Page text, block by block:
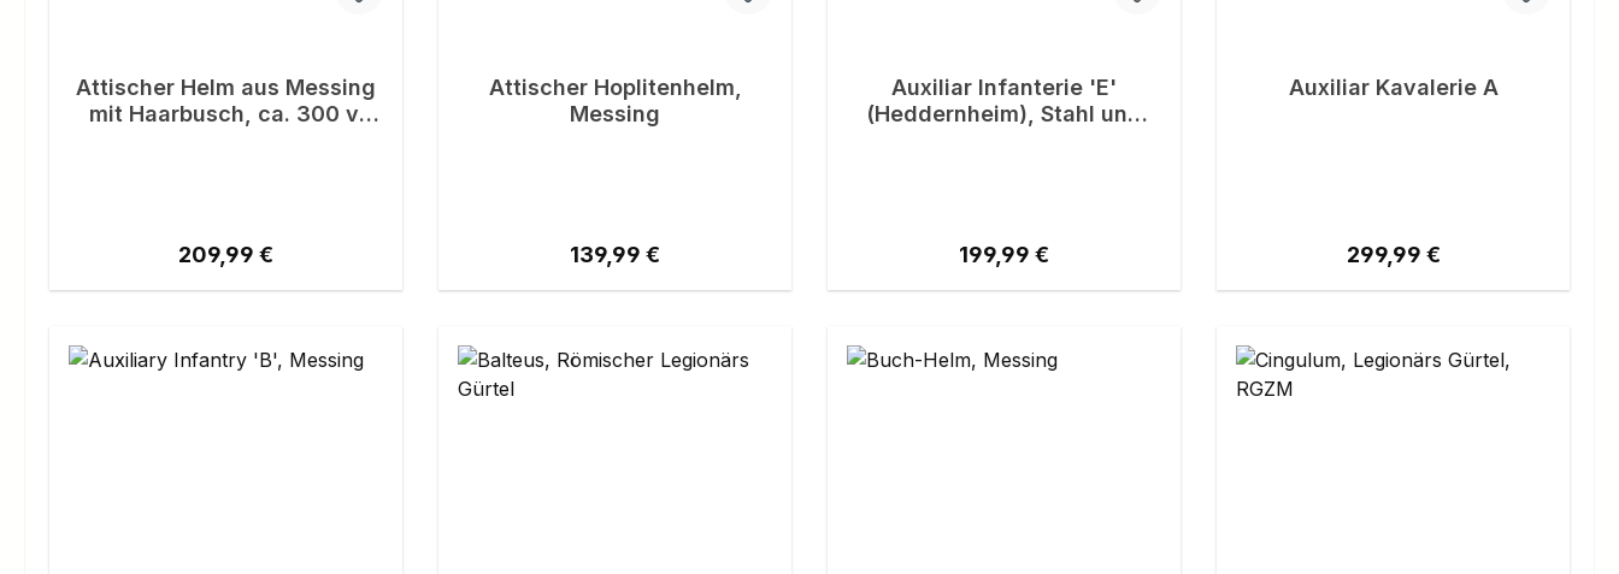
Attischer Helm aus Messing
mit Haarbusch, ca. 300 v.
Regulärer Preis:
209,99 €
Attischer Hoplitenhelm,
Messing
Regulärer Preis:
139,99 €
Auxiliar Infanterie 'E'
(Heddernheim), Stahl und
Regulärer Preis:
199,99 €
Auxiliar Kavalerie A
Regulärer Preis:
299,99 €